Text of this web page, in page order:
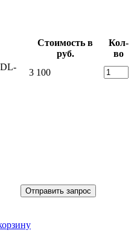
Стоимость в
руб.
Кол-
во
DL-
3 100
Отправить запрос